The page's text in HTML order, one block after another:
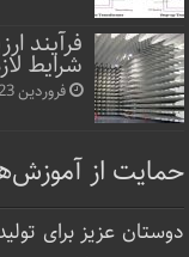
فرآیند
شرایط
فروردین 23, 1400
حمایت از
دوستان عزیز برای